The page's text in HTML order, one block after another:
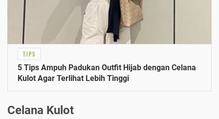
TIPS
5 Tips Ampuh Padukan Outfit Hijab dengan Celana
Kulot Agar Terlihat Lebih Tinggi
Celana Kulot